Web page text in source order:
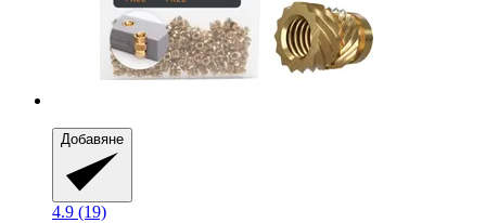
Добавяне
4.9 (19)